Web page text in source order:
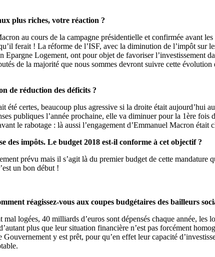
plus riches, votre réaction ?
au cours de la campagne présidentielle et confirmée avant
ferait ! La réforme de l’ISF, avec la diminution de l’impôt sur
Logement, ont pour objet de favoriser l’investissement
de la majorité que nous sommes devront suivre cette évolution
de réduction des déficits ?
été certes, beaucoup plus agressive si la droite était aujourd’hui
publiques l’année prochaine, elle va diminuer pour la 1ère fois
le rabotage : là aussi l’engagement d’Emmanuel Macron était
des impôts. Le budget 2018 est-il conforme à cet objectif ?
prévu mais il s’agit là du premier budget de cette mandature
un bon début !
réagissez-vous aux coupes budgétaires des bailleurs
logées, 40 milliards d’euros sont dépensés chaque année, les
plus que leur situation financière n’est pas forcément
y est prêt, pour qu’en effet leur capacité